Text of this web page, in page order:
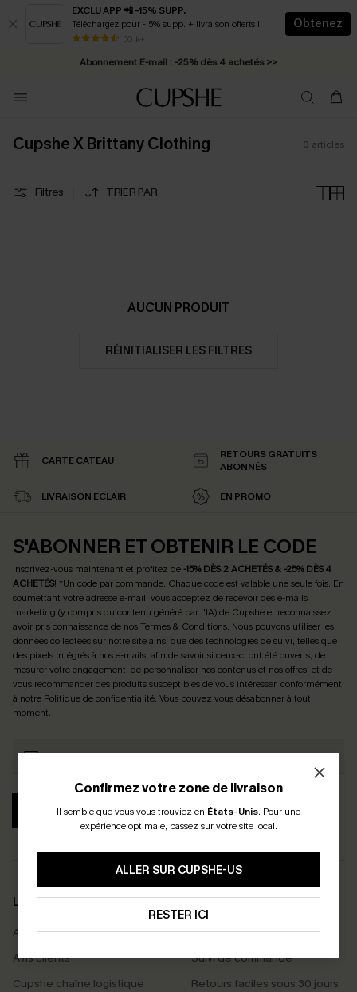
EXCLU APP 📲 -15% SUPP.
Téléchargez pour -15% supp. + livraison offerts !
50 k+
Obtenez
* Livraison éclair 2-3 jours ouvrés >>
Abonnement E-mail : -25% dès 4 achetés >>
Cupshe X Brittany Clothing 0 articles
Filtres TRIER PAR
AUCUN PRODUIT
RÉINITIALISER LES FILTRES
Confirmez votre zone de livraison
Il semble que vous vous trouviez en États-Unis. Pour une
expérience optimale, passez sur votre site local.
ALLER SUR CUPSHE-US
RESTER ICI
CARTE CATEAU
RETOURS GRATUITS
ABONNÉS
LIVRAISON ÉCLAIR EN PROMO
S'ABONNER ET OBTENIR LE CODE
Inscrivez-vous maintenant et profitez de-15% DÈS 2 ACHETÉS & -25% DÈS 4
ACHETÉS! *Un code par commande. Chaque code est valable une seule fois. En
soumettant votre adresse e-mail, vous acceptez de recevoir des e-mails
marketing (y compris du contenu généré par l'IA) de Cupshe et reconnaissez
avoir pris connaissance de nosTermes & Conditions. Nous pouvons utiliser les
données collectées sur notre site ainsi que des technologies de suivi, telles que
des pixels intégrés à nos e-mails, afin de savoir si ceux-ci ont été ouverts, de
mesurer votre engagement, de personnaliser nos contenus et nos offres, et de
vous recommander des produits susceptibles de vous intéresser, conformément
à notre Politique de confidentialité. Vous pouvez vous désabonner à tout
moment.
S'ABONNER
LA MARQUE
À propos de nous
Avis clients
Cupshe chaîne logistique
SERVICES
Livraison offerte dès 55 €
Suivi de commande
Retours faciles sous 30 jours